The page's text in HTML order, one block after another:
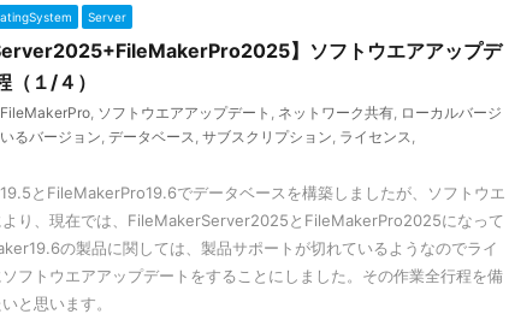
Server
】ソフトウエアアップデ
（１/４）
FileMakerPro, ソフトウエアアップデート , ネットワーク共有, ローカルバージ
るバージョン, データベース, サブスクリプション, ライセンス,
とFileMakerPro19.6でデータベースを構築しましたが、ソフトウエ
より、現在では、FileMakerServer2025とFileMakerPro2025になって
の製品に関しては、製品サポートが切れているようなのでライ
フトウエアアップデートをすることにしました。その作業全行程を備
と思います。